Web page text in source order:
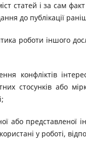
статей і за сам
до публікації
роботи іншого
конфліктів
стосунків або
або представленої
у роботі,